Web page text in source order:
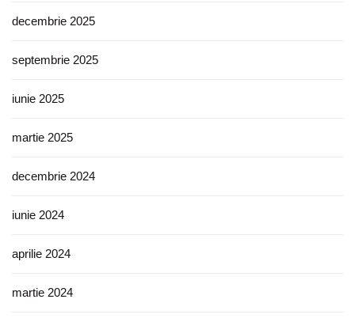
decembrie 2025
septembrie 2025
iunie 2025
martie 2025
decembrie 2024
iunie 2024
aprilie 2024
martie 2024